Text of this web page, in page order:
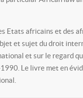
Etats africains et des
et sujet du droit
et sur le regard
Le livre met en